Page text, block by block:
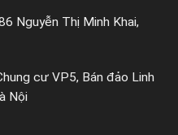
Nguyễn Thị Minh Khai,
cư VP5, Bán đảo Linh
Nội